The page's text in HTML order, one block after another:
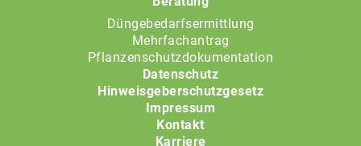
Düngebedarfsermittlung
Mehrfachantrag
Pflanzenschutzdokumentation
Datenschutz
Hinweisgeberschutzgesetz
Impressum
Kontakt
Karriere